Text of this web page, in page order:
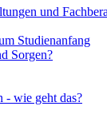
und
Studienanfang
Sorgen?
- wie geht das?